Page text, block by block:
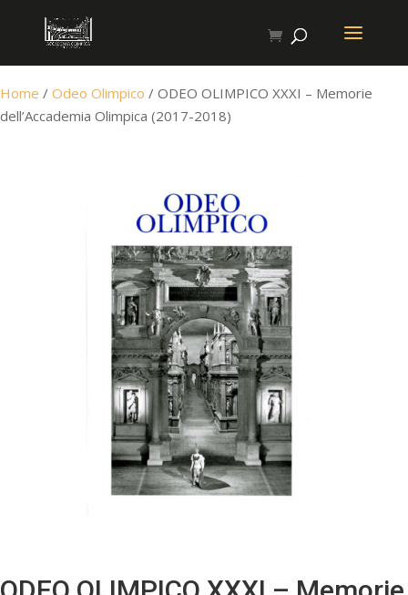
Home / Odeo Olimpico / ODEO OLIMPICO XXXI – Memorie
dell’Accademia Olimpica (2017-2018)